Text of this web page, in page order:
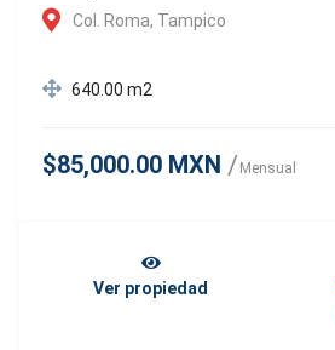
Col. Roma, Tampico
640.00 m2
$85,000.00 MXN Mensual
Ver propiedad